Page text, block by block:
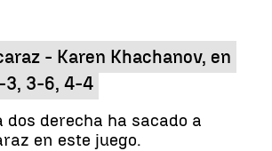
- Karen Khachanov, en
3, 3-6, 4-4
dos derecha ha sacado a
en este juego.